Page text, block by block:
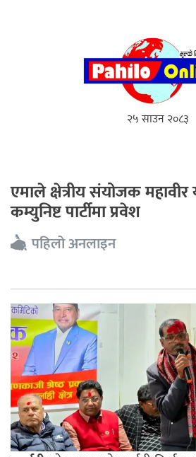
२५ साउन २०८३
एमाले क्षेत्रीय संयोजक महावीर
कम्युनिष्ट पार्टीमा प्रवेश
पहिलो अनलाइन